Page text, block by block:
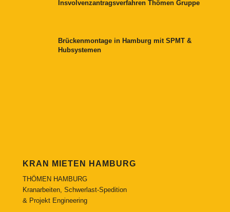
Insvolvenzantragsverfahren Thömen Gruppe
Brückenmontage in Hamburg mit SPMT &
Hubsystemen
KRAN MIETEN HAMBURG
THÖMEN HAMBURG
Kranarbeiten, Schwerlast-Spedition
& Projekt Engineering